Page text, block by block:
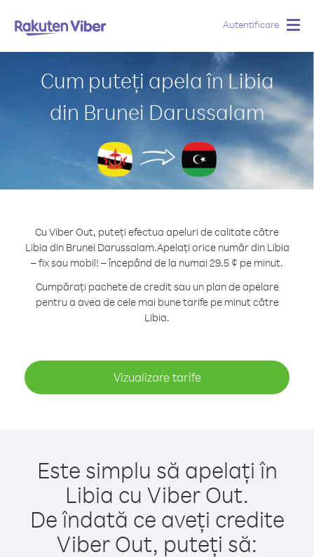
Autentificare
Cum puteți apela în Libia
din Brunei Darussalam
Cu Viber Out, puteți efectua apeluri de calitate către
Libia din Brunei Darussalam.Apelați orice număr din Libia
– fix sau mobil! – începând de la numai 29.5 ¢ pe minut.
Cumpărați pachete de credit sau un plan de apelare
pentru a avea de cele mai bune tarife pe minut către
Libia.
Vizualizare tarife
Este simplu să apelați în
Libia cu Viber Out.
De îndată ce aveți credite
Viber Out, puteți să: